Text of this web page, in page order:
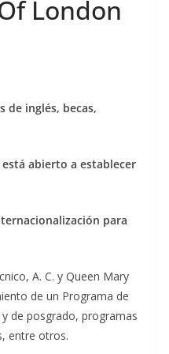
London
de inglés, becas,
abierto a establecer
para
A. C. y Queen Mary
de un Programa de
de posgrado, programas
entre otros.